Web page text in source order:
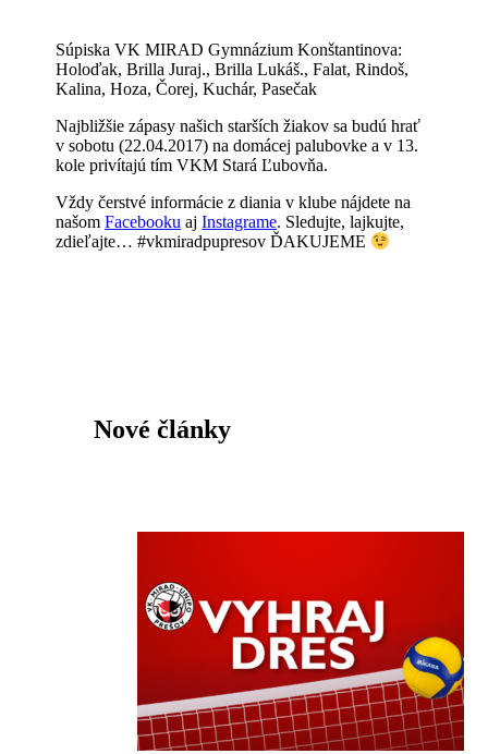
Súpiska VK MIRAD Gymnázium Konštantinova:
Holoďak, Brilla Juraj., Brilla Lukáš., Falat, Rindoš,
Kalina, Hoza, Čorej, Kuchár, Pasečak
Najbližšie zápasy našich starších žiakov sa budú hrať
v sobotu (22.04.2017) na domácej palubovke a v 13.
kole privítajú tím VKM Stará Ľubovňa.
Vždy čerstvé informácie z diania v klube nájdete na
našomFacebooku ajInstagrame. Sledujte, lajkujte,
zdieľajte… #vkmiradpupresov ĎAKUJEME
Nové články